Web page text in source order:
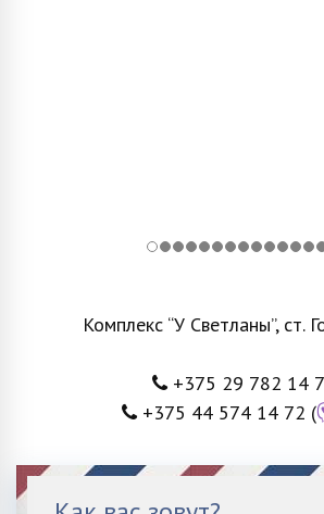
Комплекс “У Светланы”, ст.
+375 29 782 14
+375 44 574 14 72 (